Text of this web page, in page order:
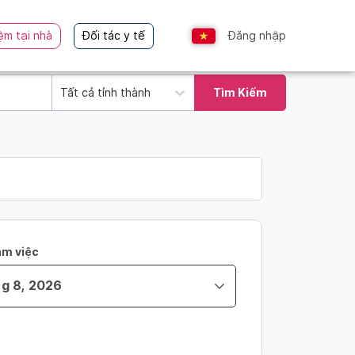
tại nhà Đối tác y tế Đăng nhập
Tất cả tỉnh thành Tìm Kiếm
việc